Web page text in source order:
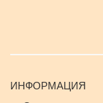
ИНФОРМАЦИЯ